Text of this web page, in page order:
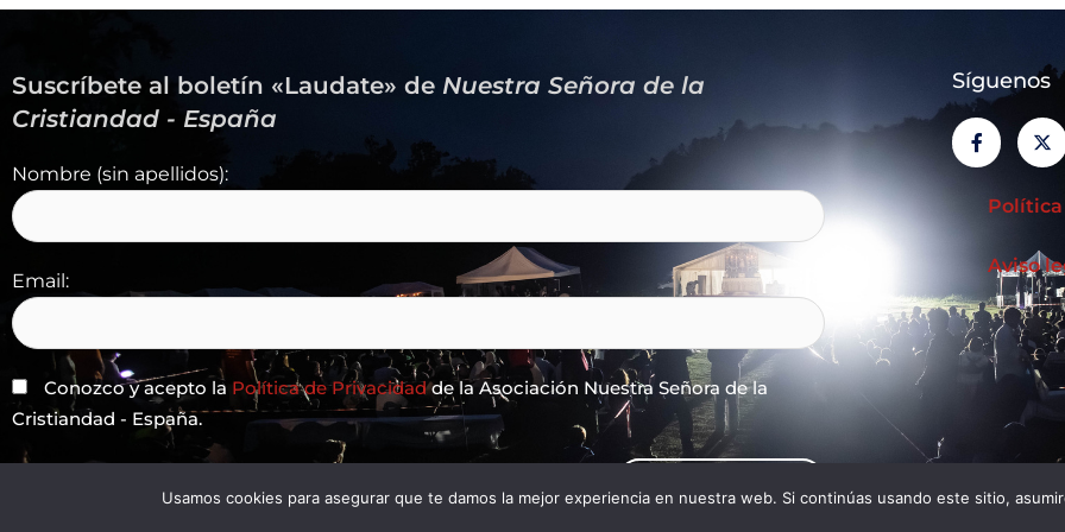
Suscríbete al boletín «Laudate» de Nuestra Señora de la
Cristiandad - España
Nombre (sin apellidos):
Email:
Conozco y acepto la Política de Privacidadde la Asociación Nuestra Señora de la
Cristiandad - España.
Síguenos
F
a
c
f
X
-
t
i
t
e
r
Aviso
Usamos cookies para asegurar que te damos la mejor experiencia en nuestra web. Si continúas usando este sitio,